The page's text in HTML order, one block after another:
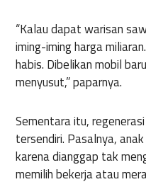
“Kalau dapat warisan
iming-iminghargamiliaran.
habis. Dibelikan mobil
menyusut,”paparnya.
Sementaraitu,regenerasi
tersendiri. Pasalnya,anak
karenadianggap tak
memilih bekerjaatau